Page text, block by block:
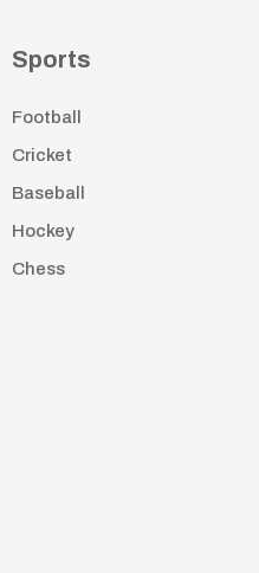
Sports
Football
Cricket
Baseball
Hockey
Chess